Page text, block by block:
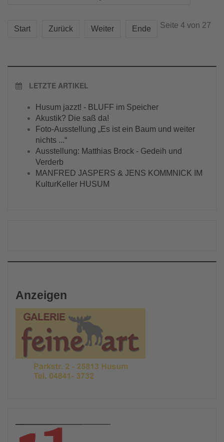
Seite 4 von 27
Start Zurück Weiter Ende
LETZTE ARTIKEL
Husum jazzt! - BLUFF im Speicher
Akustik? Die saß da!
Foto-Ausstellung „Es ist ein Baum und weiter
nichts ...“
Ausstellung: Matthias Brock - Gedeih und
Verderb
MANFRED JASPERS & JENS KOMMNICK IM
KulturKeller HUSUM
Anzeigen